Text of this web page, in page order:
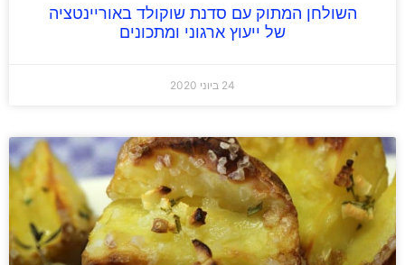
השולחן המתוק עם סדנת שוקולד באוריינטציה
של ייעוץ ארגוני ומתכונים